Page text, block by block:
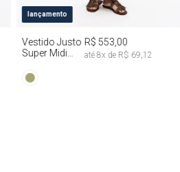
lançamento M G
Vestido Justo
Super Midi
Tie Dye
R$ 553,00
até 8x de R$ 69,12